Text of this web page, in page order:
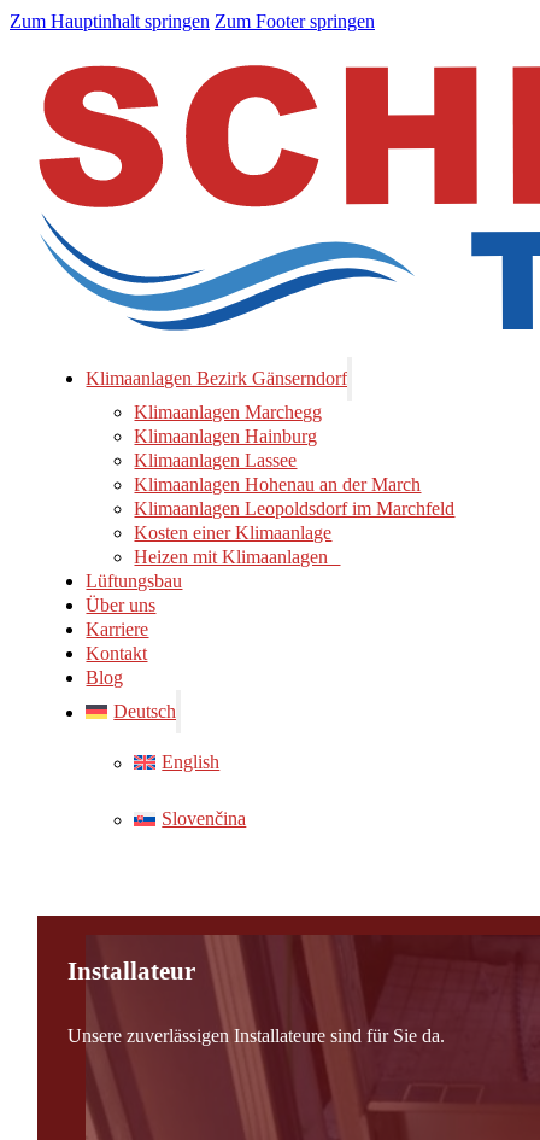
Zum Hauptinhalt springen Zum Footer springen
Klimaanlagen Bezirk Gänserndorf
Klimaanlagen Marchegg
Klimaanlagen Hainburg
Klimaanlagen Lassee
Klimaanlagen Hohenau an der March
Klimaanlagen Leopoldsdorf im Marchfeld
Kosten einer Klimaanlage
Heizen mit Klimaanlagen
Lüftungsbau
Über uns
Karriere
Kontakt
Blog
Deutsch
English
Slovenčina
Installateur
Unsere zuverlässigen Installateure sind für Sie da.